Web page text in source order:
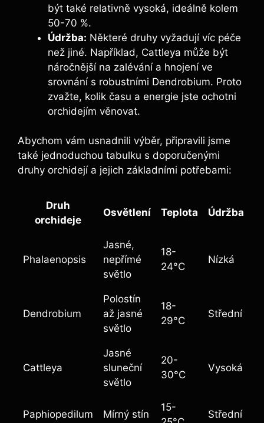
být také relativně vysoká, ideálně kolem
50-70 %.
Údržba: Některé druhy vyžadují víc péče
než jiné. Například, Cattleya může být
náročnější na zalévání a hnojení ve
srovnání s robustními Dendrobium. Proto
zvažte, kolik času a energie jste ochotni
orchidejím věnovat.
Abychom vám usnadnili výběr, připravili jsme
také jednoduchou tabulku s doporučenými
druhy orchidejí a jejich základními potřebami:
Druh
orchideje
Osvětlení Teplota Údržba
Phalaenopsis
Jasné,
nepřímé
světlo
18-
24°C
Nízká
Dendrobium
Polostín
až jasné
světlo
18-
29°C
Střední
Cattleya
Jasné
sluneční
světlo
20-
30°C
Vysoká
Paphiopedilum Mírný stín
15-
Střední